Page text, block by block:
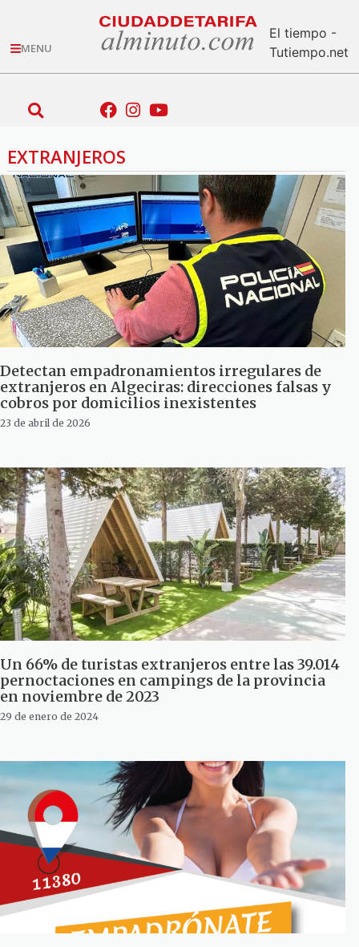
MENU
El tiempo -
Tutiempo.net
EXTRANJEROS
Detectan empadronamientos irregulares de
extranjeros en Algeciras: direcciones falsas y
cobros por domicilios inexistentes
23 de abril de 2026
Un 66% de turistas extranjeros entre las 39.014
pernoctaciones en campings de la provincia
en noviembre de 2023
29 de enero de 2024